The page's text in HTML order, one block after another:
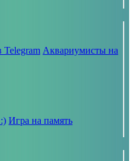
Telegram Аквариумисты на
Игра на память